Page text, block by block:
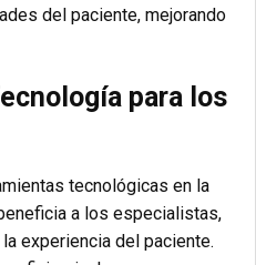
del paciente, mejorando
para los
tecnológicas en la
a los especialistas,
experiencia del paciente.